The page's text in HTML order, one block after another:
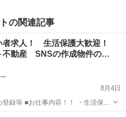
の関連記事
者求人！ 生活保護大歓迎！
不動産 SNSの作成物件の…
8月4日
・生活保護
の通信費上限 20000円 交通費上